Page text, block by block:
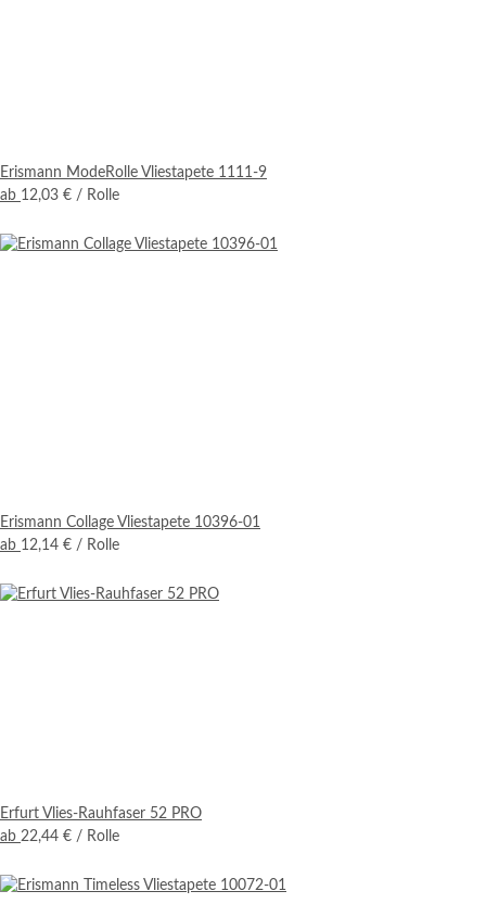
Erismann ModeRolle Vliestapete 1111-9
ab 12,03 € / Rolle
Erismann Collage Vliestapete 10396-01
ab 12,14 € / Rolle
Erfurt Vlies-Rauhfaser 52 PRO
ab 22,44 € / Rolle